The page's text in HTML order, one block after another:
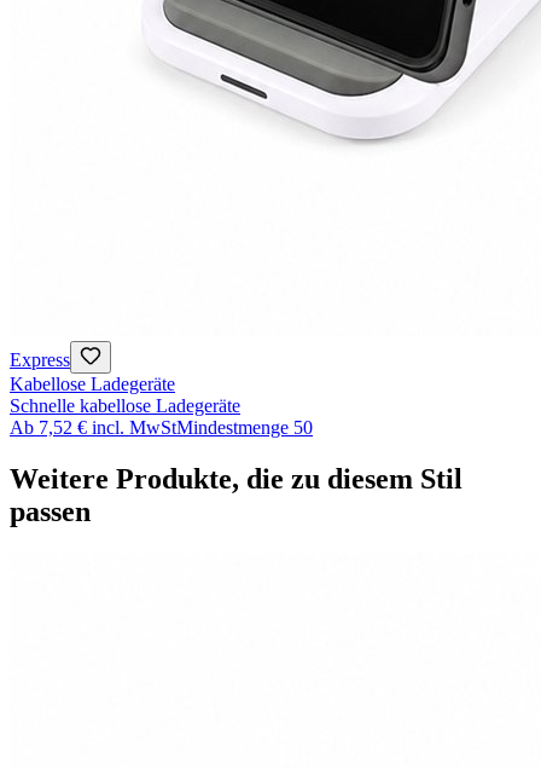
Express
Kabellose Ladegeräte
Schnelle kabellose Ladegeräte
Ab 7,52 € incl. MwStMindestmenge 50
Weitere Produkte, die zu diesem Stil
passen